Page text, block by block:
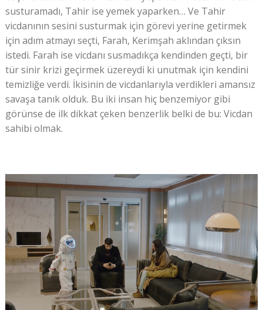
susturamadı, Tahir ise yemek yaparken… Ve Tahir
vicdanının sesini susturmak için görevi yerine getirmek
için adım atmayı seçti, Farah, Kerimşah aklından çıksın
istedi. Farah ise vicdanı susmadıkça kendinden geçti, bir
tür sinir krizi geçirmek üzereydi ki unutmak için kendini
temizliğe verdi. İkisinin de vicdanlarıyla verdikleri amansız
savaşa tanık olduk. Bu iki insan hiç benzemiyor gibi
görünse de ilk dikkat çeken benzerlik belki de bu: Vicdan
sahibi olmak.